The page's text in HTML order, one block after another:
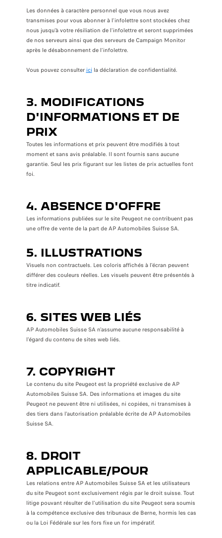
Les données à caractère personnel que vous nous avez
transmises pour vous abonner à l’infolettre sont stockées chez
nous jusqu’à votre résiliation de l’infolettre et seront supprimées
de nos serveurs ainsi que des serveurs de Campaign Monitor
après le désabonnement de l’infolettre.
Vous pouvez consulter ici la déclaration de confidentialité.
3. MODIFICATIONS
D'INFORMATIONS ET DE
PRIX
Toutes les informations et prix peuvent être modifiés à tout
moment et sans avis préalable. Il sont fournis sans aucune
garantie. Seul les prix figurant sur les listes de prix actuelles font
foi.
4. ABSENCE D'OFFRE
Les informations publiées sur le site Peugeot ne contribuent pas
une offre de vente de la part de AP Automobiles Suisse SA.
5. ILLUSTRATIONS
Visuels non contractuels. Les coloris affichés à l'écran peuvent
différer des couleurs réelles. Les visuels peuvent être présentés à
titre indicatif.
6. SITES WEB LIÉS
AP Automobiles Suisse SA n'assume aucune responsabilité à
l'égard du contenu de sites web liés.
7. COPYRIGHT
Le contenu du site Peugeot est la propriété exclusive de AP
Automobiles Suisse SA. Des informations et images du site
Peugeot ne peuvent être ni utilisées, ni copiées, ni transmises à
des tiers dans l'autorisation préalable écrite de AP Automobiles
Suisse SA.
8. DROIT
APPLICABLE/POUR
Les relations entre AP Automobiles Suisse SA et les utilisateurs
du site Peugeot sont exclusivement régis par le droit suisse. Tout
litige pouvant résulter de l'utilisation du site Peugeot sera soumis
à la compétence exclusive des tribunaux de Berne, hormis les cas
ou la Loi Fédérale sur les fors fixe un for impératif.